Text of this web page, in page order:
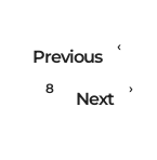
Previous
‹
8
Next
›